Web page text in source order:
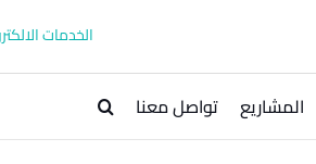
الخدمات
المشاريع تواصل معنا